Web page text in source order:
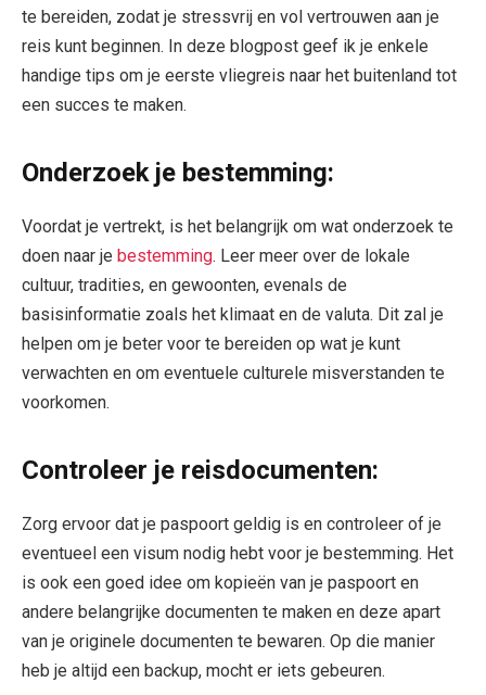
te bereiden, zodat je stressvrij en vol vertrouwen aan je
reis kunt beginnen. In deze blogpost geef ik je enkele
handige tips om je eerste vliegreis naar het buitenland tot
een succes te maken.
Onderzoek je bestemming:
Voordat je vertrekt, is het belangrijk om wat onderzoek te
doen naar je bestemming. Leer meer over de lokale
cultuur, tradities, en gewoonten, evenals de
basisinformatie zoals het klimaat en de valuta. Dit zal je
helpen om je beter voor te bereiden op wat je kunt
verwachten en om eventuele culturele misverstanden te
voorkomen.
Controleer je reisdocumenten:
Zorg ervoor dat je paspoort geldig is en controleer of je
eventueel een visum nodig hebt voor je bestemming. Het
is ook een goed idee om kopieën van je paspoort en
andere belangrijke documenten te maken en deze apart
van je originele documenten te bewaren. Op die manier
heb je altijd een backup, mocht er iets gebeuren.